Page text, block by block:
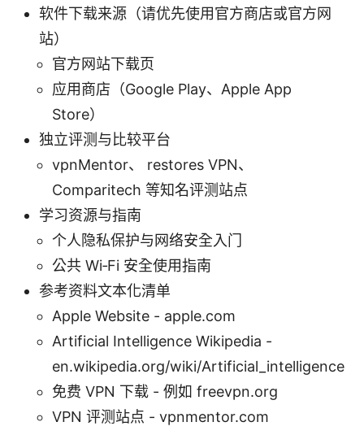
软件下载来源（请优先使用官方商店或官方网
站）
官方网站下载页
应用商店（Google Play、Apple App
Store）
独立评测与比较平台
vpnMentor、 restores VPN、
Comparitech 等知名评测站点
学习资源与指南
个人隐私保护与网络安全入门
公共 Wi‑Fi 安全使用指南
参考资料文本化清单
Apple Website - apple.com
Artificial Intelligence Wikipedia -
en.wikipedia.org/wiki/Artificial_intelligence
免费 VPN 下载 - 例如 freevpn.org
VPN 评测站点 - vpnmentor.com